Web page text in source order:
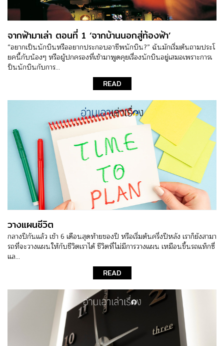
จากฟ้ามาเล่า ตอนที่ 1 ‘จากบ้านนอกสู่ท้องฟ้า’
“อยากเป็นนักบินหรืออยากประกอบอาชีพนักบิน?” ฉันมักเริ่มต้นถามประโ
ยคนี้กับน้องๆ หรือผู้ปกครองที่เข้ามาพูดคุยเรื่องนักบินอยู่เสมอเพราะการเ
ป็นนักบินกับการ...
READ
วางแผนชีวิต
กลางปีกันแล้ว เข้า 6 เดือนสุดท้ายของปี หรือเริ่มต้นครึ่งปีหลัง เราก็ยังสามา
รถที่จะวางแผนให้กับชีวิตเราได้ ชีวิตที่ไม่มีการวางแผน เหมือนขึ้นรถแท็กซี่
แล...
READ